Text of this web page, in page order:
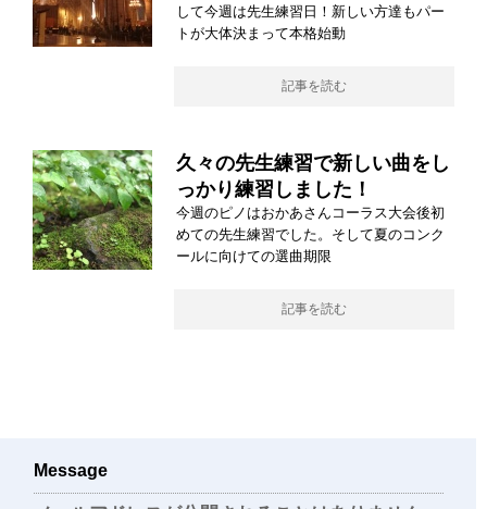
して今週は先生練習日！新しい方達もパー
トが大体決まって本格始動
記事を読む
久々の先生練習で新しい曲をし
っかり練習しました！
今週のピノはおかあさんコーラス大会後初
めての先生練習でした。そして夏のコンク
ールに向けての選曲期限
記事を読む
Message